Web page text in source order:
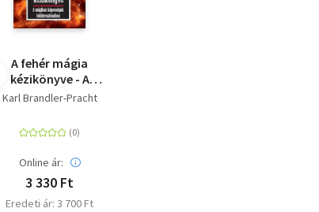
A fehér mágia
kézikönyve - A
mágikus képességek
Karl Brandler-Pracht
Online ár:
3 330 Ft
Eredeti ár: 3 700 Ft